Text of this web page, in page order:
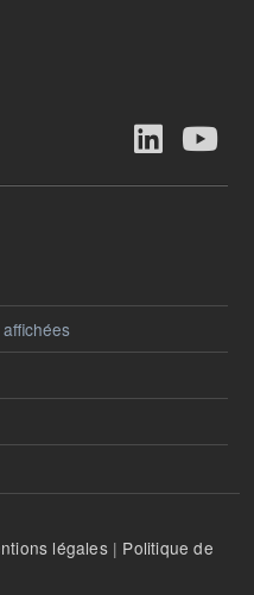
légales| Politique de